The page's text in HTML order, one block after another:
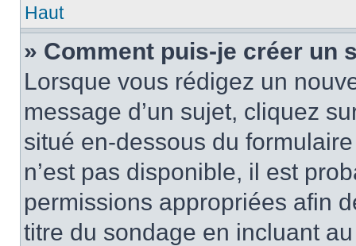
Haut
» Comment puis-je créer un
Lorsque vous rédigez un
message d’un sujet, cliquez
situé en-dessous du
n’est pas disponible, il est
permissions appropriées afin
titre du sondage en incluant